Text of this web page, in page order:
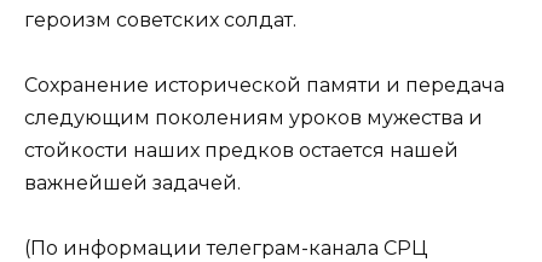
героизм советских солдат.
Сохранение исторической памяти и передача
следующим поколениям уроков мужества и
стойкости наших предков остается нашей
важнейшей задачей.
(По информации телеграм-канала СРЦ